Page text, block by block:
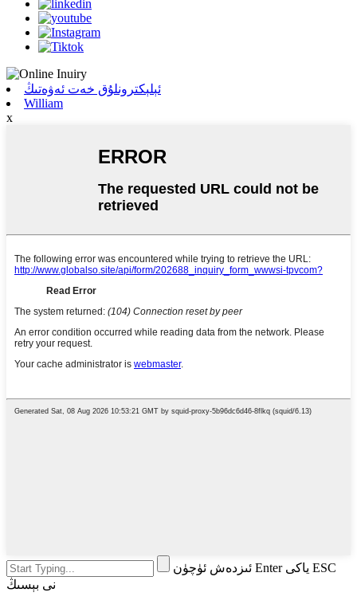
ئېلېكترونلۇق خەت ئەۋەتىڭ
William
x
ئىزدەش ئۈچۈن Enter ياكى ESC
نى بېسىڭ